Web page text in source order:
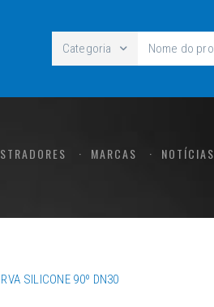
Categoria
MARCAS NOTÍCIAS
SILICONE 90º DN30